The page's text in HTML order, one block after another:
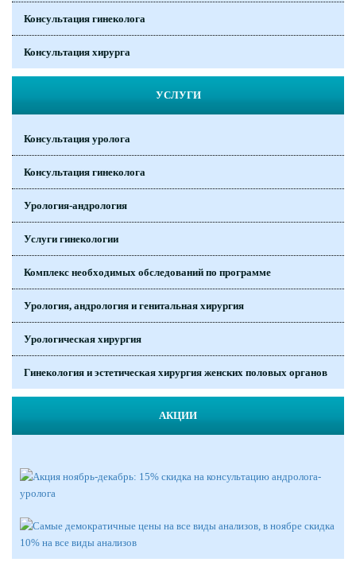
Консультация гинеколога
Консультация хирурга
УСЛУГИ
Консультация уролога
Консультация гинеколога
Урология-андрология
Услуги гинекологии
Комплекс необходимых обследований по программе
Урология, андрология и генитальная хирургия
Урологическая хирургия
Гинекология и эстетическая хирургия женских половых органов
АКЦИИ